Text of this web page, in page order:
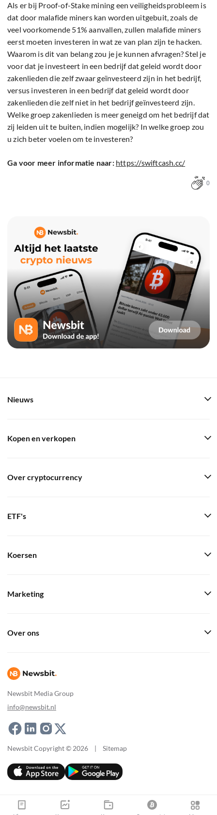
Als er bij Proof-of-Stake mining een veiligheidsprobleem is
dat door malafide miners kan worden uitgebuit, zoals de
veel voorkomende 51% aanvallen, zullen malafide miners
eerst moeten investeren in wat ze van plan zijn te hacken.
Waarom is dit van belang zou je je kunnen afvragen? Stel je
voor dat je investeert in een bedrijf dat geleid wordt door
zakenlieden die zelf zwaar geïnvesteerd zijn in het bedrijf,
versus investeren in een bedrijf dat geleid wordt door
zakenlieden die zelf niet in het bedrijf geïnvesteerd zijn.
Welke groep zakenlieden is meer geneigd om het bedrijf dat
zij leiden uit te buiten, indien mogelijk? In welke groep zou
u zich beter voelen om te investeren?
Ga voor meer informatie naar: https://swiftcash.cc/
0
Newsbit Media Group
info@newsbit.nl
Nieuws
Kopen en verkopen
Over cryptocurrency
ETF's
Koersen
Marketing
Over ons
Newsbit Copyright © 2026 | Sitemap